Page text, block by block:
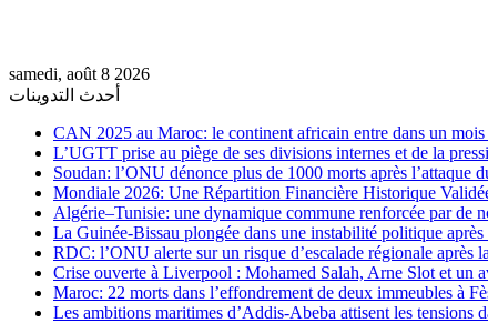
samedi, août 8 2026
أحدث التدوينات
CAN 2025 au Maroc: le continent africain entre dans un
L’UGTT prise au piège de ses divisions internes et de la
Soudan: l’ONU dénonce plus de 1000 morts après l’attaque
Mondiale 2026: Une Répartition Financière Historique
Algérie–Tunisie: une dynamique commune renforcée par de
La Guinée-Bissau plongée dans une instabilité politique
RDC: l’ONU alerte sur un risque d’escalade régionale après
Crise ouverte à Liverpool : Mohamed Salah, Arne Slot et un
Maroc: 22 morts dans l’effondrement de deux immeubles à
Les ambitions maritimes d’Addis-Abeba attisent les tensions